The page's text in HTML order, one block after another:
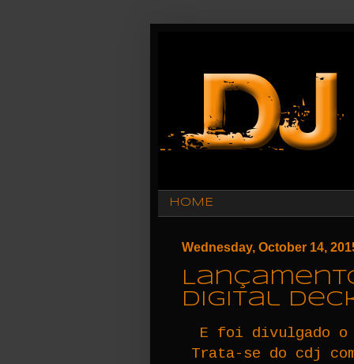
HOME
Wednesday, October 14,
digital
E foi divulgado o
Trata-se do cdj